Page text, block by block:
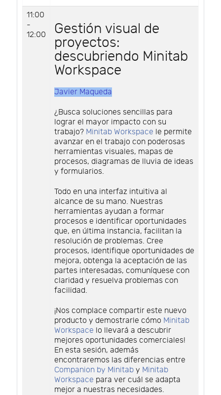
11:00
-
12:00
Gestión visual de
proyectos:
descubriendo Minitab
Workspace
Javier Maqueda
¿Busca soluciones sencillas para
lograr el mayor impacto con su
trabajo? Minitab Workspace le permite
avanzar en el trabajo con poderosas
herramientas visuales, mapas de
procesos, diagramas de lluvia de ideas
y formularios.
Todo en una interfaz intuitiva al
alcance de su mano. Nuestras
herramientas ayudan a formar
procesos e identificar oportunidades
que, en última instancia, facilitan la
resolución de problemas. Cree
procesos, identifique oportunidades de
mejora, obtenga la aceptación de las
partes interesadas, comuníquese con
claridad y resuelva problemas con
facilidad.
¡Nos complace compartir este nuevo
producto y demostrarle cómo Minitab
Workspace lo llevará a descubrir
mejores oportunidades comerciales!
En esta sesión, además
encontraremos las diferencias entre
Companion by Minitab y Minitab
Workspace para ver cuál se adapta
mejor a nuestras necesidades.